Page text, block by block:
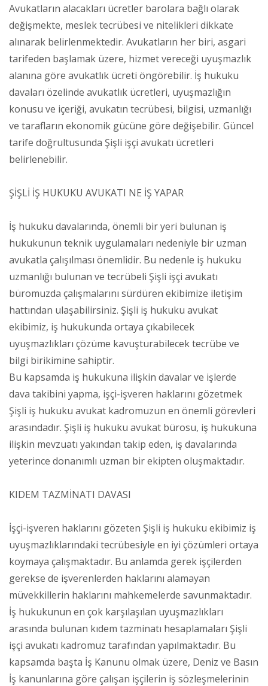
Avukatların alacakları ücretler barolara bağlı olarak
değişmekte, meslek tecrübesi ve nitelikleri dikkate
alınarak belirlenmektedir. Avukatların her biri, asgari
tarifeden başlamak üzere, hizmet vereceği uyuşmazlık
alanına göre avukatlık ücreti öngörebilir. İş hukuku
davaları özelinde avukatlık ücretleri, uyuşmazlığın
konusu ve içeriği, avukatın tecrübesi, bilgisi, uzmanlığı
ve tarafların ekonomik gücüne göre değişebilir. Güncel
tarife doğrultusunda Şişli işçi avukatı ücretleri
belirlenebilir.
ŞİŞLİ İŞ HUKUKU AVUKATI NE İŞ YAPAR
İş hukuku davalarında, önemli bir yeri bulunan iş
hukukunun teknik uygulamaları nedeniyle bir uzman
avukatla çalışılması önemlidir. Bu nedenle iş hukuku
uzmanlığı bulunan ve tecrübeli Şişli işçi avukatı
büromuzda çalışmalarını sürdüren ekibimize iletişim
hattından ulaşabilirsiniz. Şişli iş hukuku avukat
ekibimiz, iş hukukunda ortaya çıkabilecek
uyuşmazlıkları çözüme kavuşturabilecek tecrübe ve
bilgi birikimine sahiptir.
Bu kapsamda iş hukukuna ilişkin davalar ve işlerde
dava takibini yapma, işçi-işveren haklarını gözetmek
Şişli iş hukuku avukat kadromuzun en önemli görevleri
arasındadır. Şişli iş hukuku avukat bürosu, iş hukukuna
ilişkin mevzuatı yakından takip eden, iş davalarında
yeterince donanımlı uzman bir ekipten oluşmaktadır.
KIDEM TAZMİNATI DAVASI
İşçi-işveren haklarını gözeten Şişli iş hukuku ekibimiz iş
uyuşmazlıklarındaki tecrübesiyle en iyi çözümleri ortaya
koymaya çalışmaktadır. Bu anlamda gerek işçilerden
gerekse de işverenlerden haklarını alamayan
müvekkillerin haklarını mahkemelerde savunmaktadır.
İş hukukunun en çok karşılaşılan uyuşmazlıkları
arasında bulunan kıdem tazminatı hesaplamaları Şişli
işçi avukatı kadromuz tarafından yapılmaktadır. Bu
kapsamda başta İş Kanunu olmak üzere, Deniz ve Basın
İş kanunlarına göre çalışan işçilerin iş sözleşmelerinin